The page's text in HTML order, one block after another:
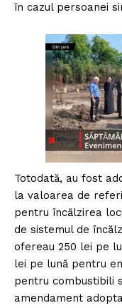
în cazul persoanei
Totodată, au fost
la valoarea de
pentru încălzirea
de sistemul de
ofereau 250 lei pe
lei pe lună pentru
pentru combustibili
amendament